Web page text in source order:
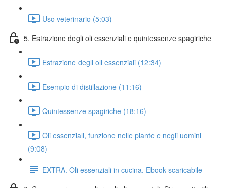
Uso veterinario (5:03)
5. Estrazione degli oli essenziali e quintessenze spagiriche
Estrazione degli oli essenziali (12:34)
Esempio di distillazione (11:16)
Quintessenze spagiriche (18:16)
Oli essenziali, funzione nelle piante e negli uomini
(9:08)
EXTRA. Oli essenziali in cucina. Ebook scaricabile